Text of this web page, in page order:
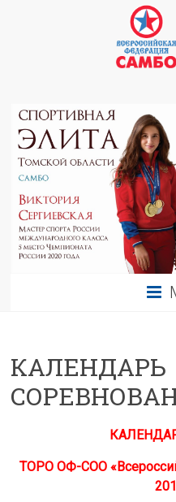
КАЛЕНДАРЬ
ТОРО ОФ-СОО